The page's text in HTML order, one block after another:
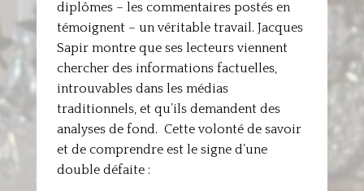
diplômes – les commentaires postés en
témoignent – un véritable travail. Jacques
Sapir montre que ses lecteurs viennent
chercher des informations factuelles,
introuvables dans les médias
traditionnels, et qu’ils demandent des
analyses de fond. Cette volonté de savoir
et de comprendre est le signe d’une
double défaite :